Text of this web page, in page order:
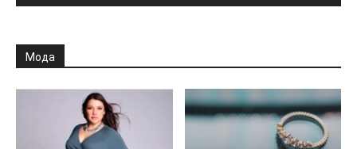
Мода